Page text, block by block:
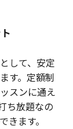
して、安定
す。定額制
スンに通え
ち放題なの
ます。